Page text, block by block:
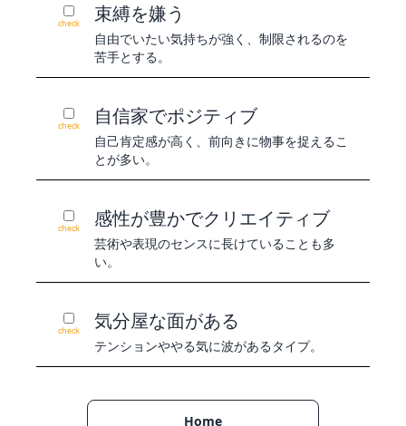
check 束縛を嫌う
自由でいたい気持ちが強く、制限されるのを
苦手とする。
check 自信家でポジティブ
自己肯定感が高く、前向きに物事を捉えるこ
とが多い。
check 感性が豊かでクリエイティブ
芸術や表現のセンスに長けていることも多
い。
check 気分屋な面がある
テンションややる気に波があるタイプ。
Home